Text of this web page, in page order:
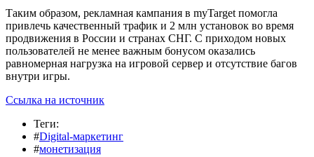
Таким образом, рекламная кампания в myTarget помогла
привлечь качественный трафик и 2 млн установок во время
продвижения в России и странах СНГ. С приходом новых
пользователей не менее важным бонусом оказались
равномерная нагрузка на игровой сервер и отсутствие багов
внутри игры.
Ссылка на источник
Теги:
#Digital-маркетинг
#монетизация